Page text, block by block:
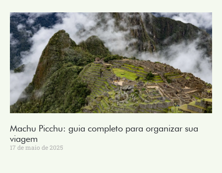
Machu Picchu: guia completo para organizar sua
viagem
17 de maio de 2025